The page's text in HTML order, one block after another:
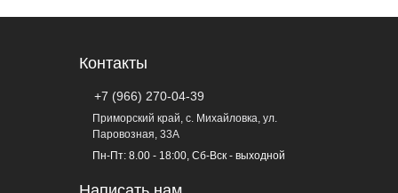
Контакты
+7 (966) 270-04-39
Приморский край, с. Михайловка, ул.
Паровозная, 33А
Пн-Пт: 8.00 - 18:00, Сб-Вск - выходной